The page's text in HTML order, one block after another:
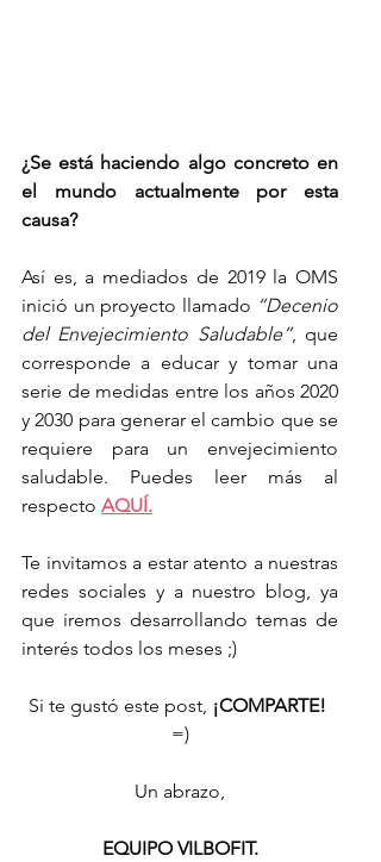
¿Se está haciendo algo concreto en
el mundo actualmente por esta
causa?
Así es, a mediados de 2019 la OMS
inició un proyecto llamado “Decenio
del Envejecimiento Saludable”, que
corresponde a educar y tomar una
serie de medidas entre los años 2020
y 2030 para generar el cambio que se
requiere para un envejecimiento
saludable. Puedes leer más al
respecto AQUÍ.
Te invitamos a estar atento a nuestras
redes sociales y a nuestro blog, ya
que iremos desarrollando temas de
interés todos los meses ;)
Si te gustó este post, ¡COMPARTE!
=)
Un abrazo,
EQUIPO VILBOFIT.